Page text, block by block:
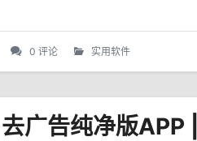
0 评论 实用软件
广告纯净版APP